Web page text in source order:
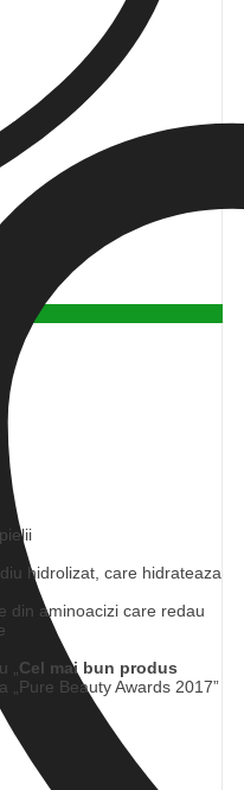
hidrolizat, care hidrateaza
din aminoacizi care redau
Cel mai bun produs
„Pure Beauty Awards 2017”